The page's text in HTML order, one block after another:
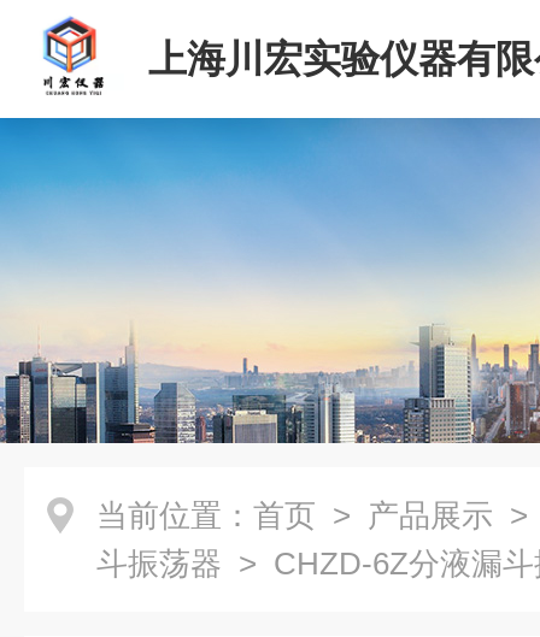
上海川宏实验仪器有
当前位置： 首页 > 产品展示
斗振荡器 > CHZD-6Z分液漏